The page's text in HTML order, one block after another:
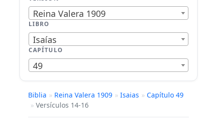
Reina Valera 1909
LIBRO
Isaías
CAPÍTULO
49
Biblia » Reina Valera 1909 » Isaias » Capítulo 49
» Versículos 14-16